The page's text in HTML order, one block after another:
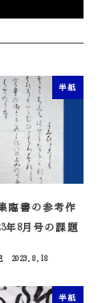
半紙
臨書の参考作
年8月号の課題
2023.8.18
半紙